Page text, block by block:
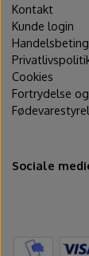
Kontakt
Kunde login
Cookies
Fortrydelse
Sociale